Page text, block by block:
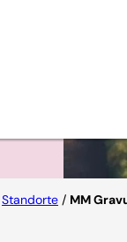
Standorte / MM